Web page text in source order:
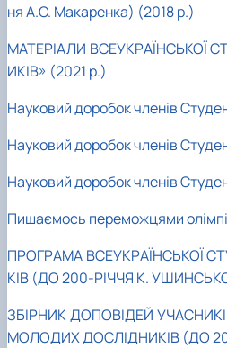
ня А.С. Макаренка) (2018 р.)
МАТЕРІАЛИ ВСЕУКРАЇНСЬКОЇ
ИКІВ» (2021 р.)
Науковий доробок членів
Науковий доробок членів
Науковий доробок членів
Пишаємось переможцями
ПРОГРАМА ВСЕУКРАЇНСЬКОЇ
КІВ (ДО 200-РІЧЧЯ К.
ЗБІРНИК ДОПОВІДЕЙ
МОЛОДИХ ДОСЛІДНИКІВ (ДО